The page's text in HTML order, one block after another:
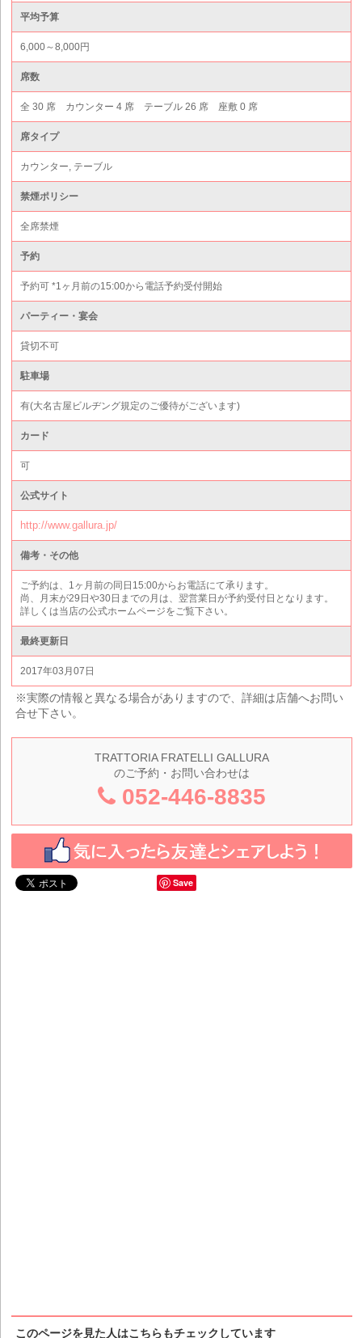
平均予算
6,000～8,000円
席数
全 30 席 カウンター 4 席 テーブル 26 席 座敷 0 席
席タイプ
カウンター, テーブル
禁煙ポリシー
全席禁煙
予約
予約可 *1ヶ月前の15:00から電話予約受付開始
パーティー・宴会
貸切不可
駐車場
有(大名古屋ビルヂング規定のご優待がございます)
カード
可
公式サイト
http://www.gallura.jp/
備考・その他
ご予約は、1ヶ月前の同日15:00からお電話にて承ります。
尚、月末が29日や30日までの月は、翌営業日が予約受付日となります。
詳しくは当店の公式ホームページをご覧下さい。
最終更新日
2017年03月07日
※実際の情報と異なる場合がありますので、詳細は店舗へお問い
合せ下さい。
TRATTORIA FRATELLI GALLURA
のご予約・お問い合わせは
052-446-8835
Save
このページを見た人はこちらもチェックしています